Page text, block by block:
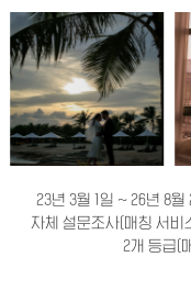
23년 3월 1일 ~ 26년 8
자체 설문조사(매칭 서비
2개 등급(